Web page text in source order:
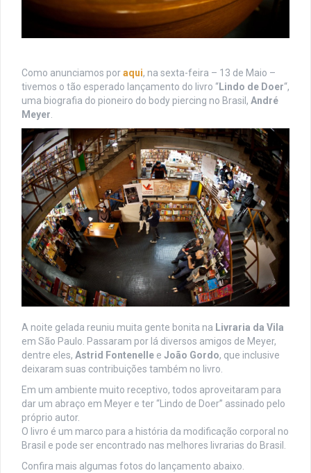
Como anunciamos poraqui, na sexta-feira – 13 de Maio –
tivemos o tão esperado lançamento do livro “Lindo de Doer“,
uma biografia do pioneiro do body piercing no Brasil, André
Meyer
A noite gelada reuniu muita gente bonita na Livraria da Vila
em São Paulo. Passaram por lá diversos amigos de Meyer,
dentre eles, Astrid Fontenelle e João Gordo, que inclusive
deixaram suas contribuições também no livro.
Em um ambiente muito receptivo, todos aproveitaram para
dar um abraço em Meyer e ter “Lindo de Doer” assinado pelo
próprio autor.
O livro é um marco para a história da modificação corporal no
Brasil e pode ser encontrado nas melhores livrarias do Brasil.
Confira mais algumas fotos do lançamento abaixo.